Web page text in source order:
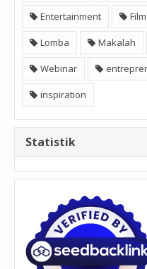
Entertainment Film
Lomba Makalah
Webinar
inspiration
Statistik